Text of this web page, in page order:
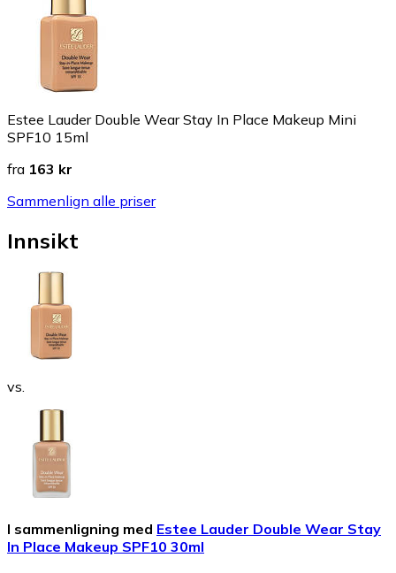
Estee Lauder Double Wear Stay In Place Makeup Mini
SPF10 15ml
fra 163 kr
Sammenlign alle priser
Innsikt
vs.
I sammenligning med Estee Lauder Double Wear Stay
In Place Makeup SPF10 30ml